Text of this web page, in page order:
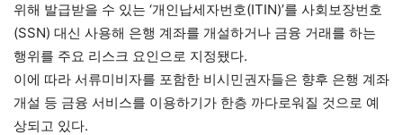
위해 발급받을 수 있는 ‘개인납세자번호(ITIN)’를 사회보장번호
(SSN) 대신 사용해 은행 계좌를 개설하거나 금융 거래를 하는
행위를 주요 리스크 요인으로 지정됐다.
이에 따라 서류미비자를 포함한 비시민권자들은 향후 은행 계좌
개설 등 금융 서비스를 이용하기가 한층 까다로워질 것으로 예
상되고 있다.